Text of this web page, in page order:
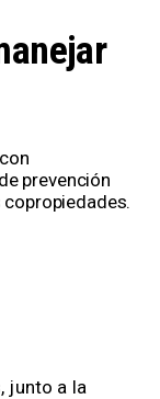
prevención
junto a la